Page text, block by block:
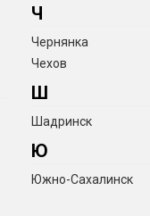
Ч
Чернянка
Чехов
Ш
Шадринск
Ю
Южно-Сахалинск